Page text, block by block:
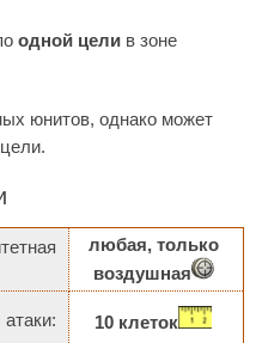
одной цели в зоне
юнитов, однако может
любая, только
воздушная
10 клеток